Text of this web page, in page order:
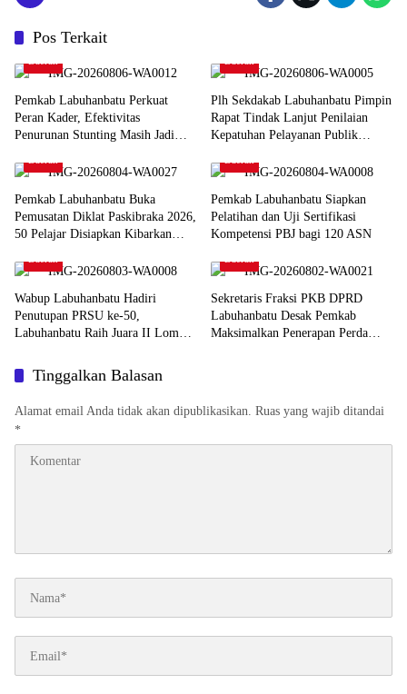
Pos Terkait
Pemkab Labuhanbatu Perkuat
Peran Kader, Efektivitas
Penurunan Stunting Masih Jadi
Plh Sekdakab Labuhanbatu Pimpin
Rapat Tindak Lanjut Penilaian
Kepatuhan Pelayanan Publik
Pemkab Labuhanbatu Buka
Pemusatan Diklat Paskibraka 2026,
50 Pelajar Disiapkan Kibarkan
Pemkab Labuhanbatu Siapkan
Pelatihan dan Uji Sertifikasi
Kompetensi PBJ bagi 120 ASN
Wabup Labuhanbatu Hadiri
Penutupan PRSU ke-50,
Labuhanbatu Raih Juara II Lomba
Sekretaris Fraksi PKB DPRD
Labuhanbatu Desak Pemkab
Maksimalkan Penerapan Perda
Tinggalkan Balasan
Alamat email Anda tidak akan dipublikasikan. Ruas yang wajib ditandai
*